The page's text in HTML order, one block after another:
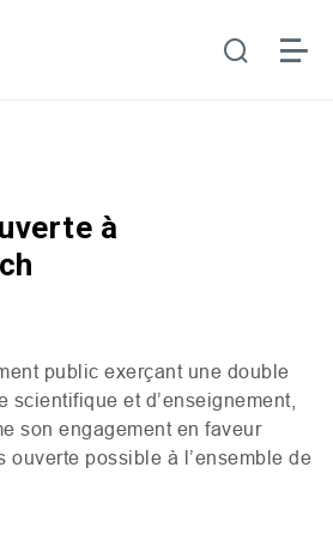
à
public exerçant une double
scientifique et d’enseignement,
son engagement en faveur
ouverte possible à l’ensemble de